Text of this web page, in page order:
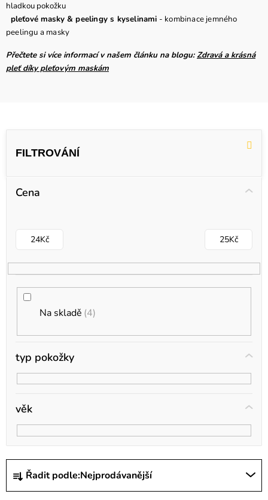
hladkou pokožku
pleťové masky & peelingy s kyselinami - kombinace jemného
peelingu a masky
Přečtete si více informací v našem článku na blogu:Zdravá a krásná
pleť díky pleťovým maskám
Ř
a
Řadit podle:Nejprodávanější
Cena
24Kč 25Kč
Na skladě 4
typ pokožky
věk
V
o
d